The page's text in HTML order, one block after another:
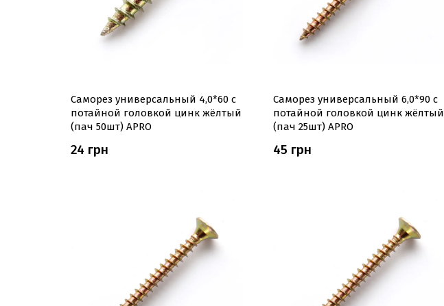
Саморез универсальный 4,0*60 с
потайной головкой цинк жёлтый
(пач 50шт) APRO
24 грн
Саморез универсальный 6,0*90 с
потайной головкой цинк жёлтый
(пач 25шт) APRO
45 грн